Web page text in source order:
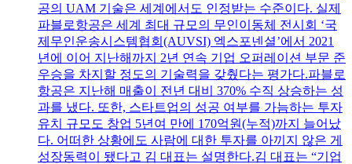
공의 UAM 기술은 세계에서도 인정받는 수준이다. 실제
파블로항공은 세계 최대 규모의 무인이동체 전시회 ‘국
제무인운송시스템협회(AUVSI) 엑스포넨셜’에서 2021
년에 이어 지난해까지 2년 연속 기업 오퍼레이션 부문 준
우승을 차지할 정도의 기술력을 갖췄다는 평가다.파블로
항공은 지난해 매출이 전년 대비 370% 수직 상승하는 성
과를 냈다. 또한, 스타트업의 성공 여부를 가늠하는 투자
유치 규모도 창업 5년여 만에 170억원(누적)까지 늘어났
다. 어떠한 상황에도 사람에 대한 투자를 아끼지 않은 게
성장동력이 됐다고 김 대표는 설명한다.김 대표는 “기업